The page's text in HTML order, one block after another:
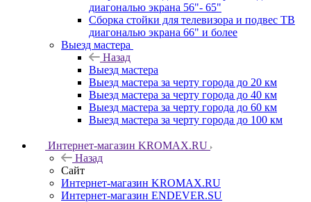
диагональю экрана 56"- 65"
Сборка стойки для телевизора и подвес ТВ
диагональю экрана 66" и более
Выезд мастера
Назад
Выезд мастера
Выезд мастера за черту города до 20 км
Выезд мастера за черту города до 40 км
Выезд мастера за черту города до 60 км
Выезд мастера за черту города до 100 км
Интернет-магазин KROMAX.RU
Назад
Сайт
Интернет-магазин KROMAX.RU
Интернет-магазин ENDEVER.SU